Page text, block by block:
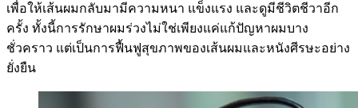
เพื่อให้เส้นผมกลับมามีความหนา แข็งแรง และดูมีชีวิตชีวาอีก
ครั้ง ทั้งนี้การรักษาผมร่วงไม่ใช่เพียงแค่แก้ปัญหาผมบาง
ชั่วคราว แต่เป็นการฟื้นฟูสุขภาพของเส้นผมและหนังศีรษะอย่าง
ยั่งยืน